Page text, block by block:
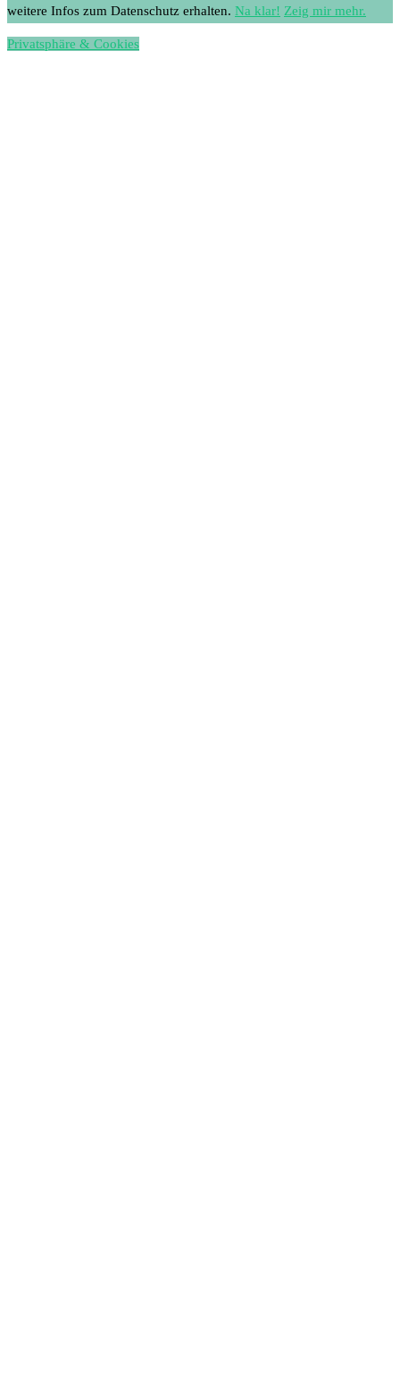
weitere Infos zum Datenschutz erhalten. Na klar! Zeig mir mehr.
Privatsphäre & Cookies